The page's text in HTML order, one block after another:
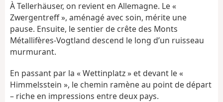
À Tellerhäuser, on revient en Allemagne. Le «
Zwergentreff », aménagé avec soin, mérite une
pause. Ensuite, le sentier de crête des Monts
Métallifères-Vogtland descend le long d’un ruisseau
murmurant.
En passant par la « Wettinplatz » et devant le «
Himmelsstein », le chemin ramène au point de départ
– riche en impressions entre deux pays.